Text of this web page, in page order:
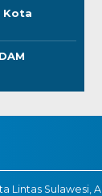
Kota
Lintas Sulawesi, All